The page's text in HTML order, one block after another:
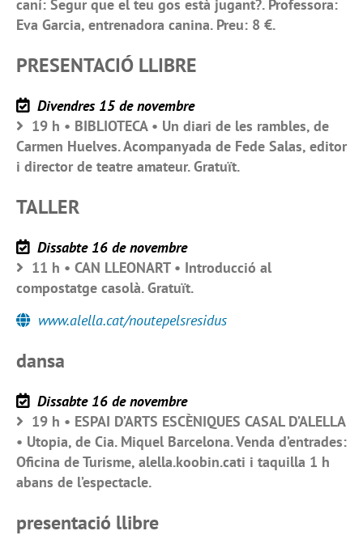
caní: Segur que el teu gos està jugant?. Professora:
Eva Garcia, entrenadora canina. Preu: 8 €.
PRESENTACIÓ LLIBRE
Divendres 15 de novembre
19 h • BIBLIOTECA • Un diari de les rambles, de
Carmen Huelves. Acompanyada de Fede Salas, editor
i director de teatre amateur. Gratuït.
TALLER
Dissabte 16 de novembre
11 h • CAN LLEONART • Introducció al
compostatge casolà. Gratuït.
www.alella.cat/noutepelsresidus
dansa
Dissabte 16 de novembre
19 h • ESPAI D’ARTS ESCÈNIQUES CASAL D’ALELLA
• Utopia, de Cia. Miquel Barcelona. Venda d’entrades:
Oficina de Turisme, alella.koobin.cati i taquilla 1 h
abans de l’espectacle.
presentació llibre